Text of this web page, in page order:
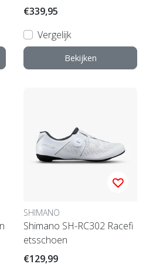
€339,95
Vergelijk
Bekijken
SHIMANO
Shimano SH-RC302 Racefi
etsschoen
€129,99